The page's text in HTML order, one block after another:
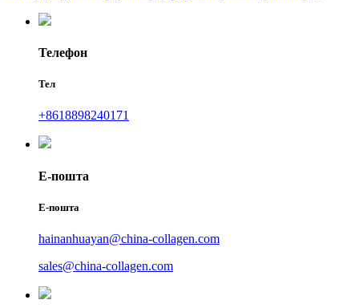
Телефон
Тел
+8618898240171
Е-пошта
Е-пошта
hainanhuayan@china-collagen.com
sales@china-collagen.com